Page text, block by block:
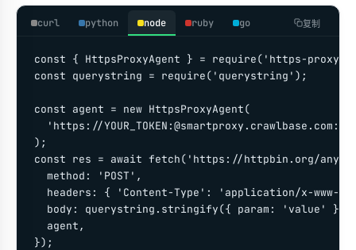
curl python node ruby go 复制
const { HttpsProxyAgent } = require('https-proxy-
const querystring = require('querystring');
const agent = new HttpsProxyAgent(
'https://
);
const res = await fetch('https://httpbin.org/
  method: 'POST',
headers: { 'Content-Type': 'application/x-www-
  body: querystring.stringify({ param: 'value' }),
  agent,
});